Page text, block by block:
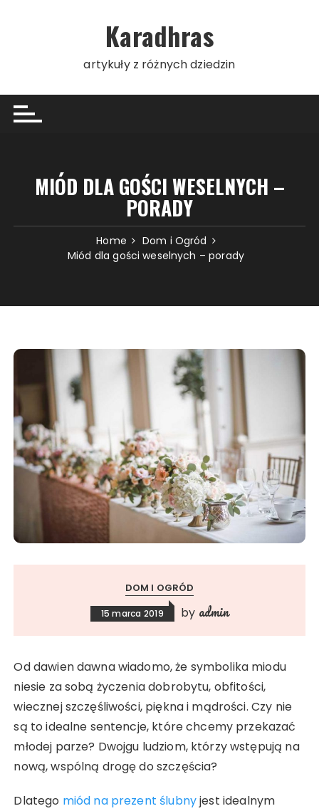
Karadhras
artykuły z różnych dziedzin
MIÓD DLA GOŚCI WESELNYCH –
PORADY
Home
Dom i Ogród
Miód dla gości weselnych – porady
DOM I OGRÓD
15 marca 2019 by admin
Od dawien dawna wiadomo, że symbolika miodu
niesie za sobą życzenia dobrobytu, obfitości,
wiecznej szczęśliwości, piękna i mądrości. Czy nie
są to idealne sentencje, które chcemy przekazać
młodej parze? Dwojgu ludziom, którzy wstępują na
nową, wspólną drogę do szczęścia?
Dlatego miód na prezent ślubnyjest idealnym